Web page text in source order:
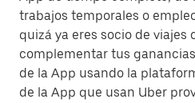
trabajos temporales o
quizá ya eres socio de
complementar tus
de la App usando la
de la App que usan Uber